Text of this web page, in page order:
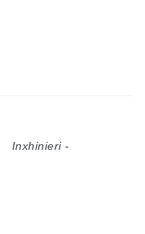
Inxhinieri-